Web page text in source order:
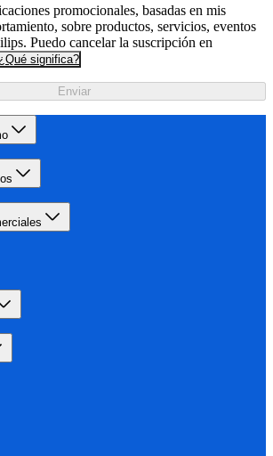
promocionales, basadas en mis
sobre productos, servicios, eventos
Puedo cancelar la suscripción en
significa?
Enviar